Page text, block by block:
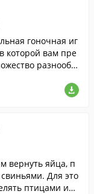
гоночная иг
которой вам пре
разнообр
вернуть яйца, п
Для это
птицами из